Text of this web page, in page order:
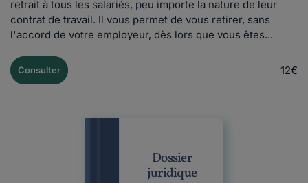
retrait à tous les salariés, peu importe la nature de leur
contrat de travail. Il vous permet de vous retirer, sans
l'accord de votre employeur, dès lors que vous êtes...
Consulter 12€
Dossier
juridique